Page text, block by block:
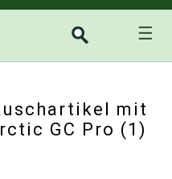
☰
mit
GC Pro (1)